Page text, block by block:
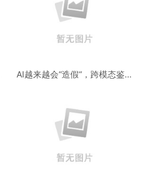
AI越来越会“造假“，跨模态鉴伪